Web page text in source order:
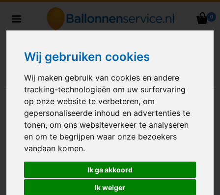
Wij gebruiken cookies
Wij maken gebruik van cookies en andere
tracking-technologieën om uw surfervaring
op onze website te verbeteren, om
gepersonaliseerde inhoud en advertenties te
tonen, om ons websiteverkeer te analyseren
en om te begrijpen waar onze bezoekers
vandaan komen.
Ik ga akkoord
Ik weiger
0
Nederland